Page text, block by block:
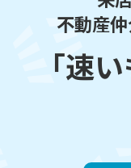
不動産
「速